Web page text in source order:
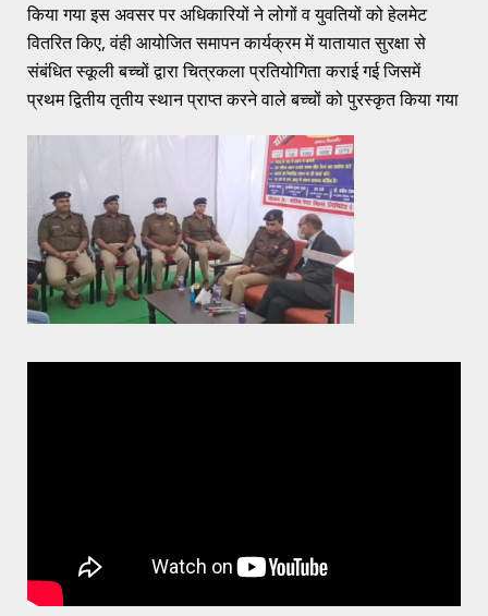
किया गया इस अवसर पर अधिकारियों ने लोगों व युवतियों को हेलमेट
वितरित किए, वंही आयोजित समापन कार्यक्रम में यातायात सुरक्षा से
संबंधित स्कूली बच्चों द्वारा चित्रकला प्रतियोगिता कराई गई जिसमें
प्रथम द्वितीय तृतीय स्थान प्राप्त करने वाले बच्चों को पुरस्कृत किया गया